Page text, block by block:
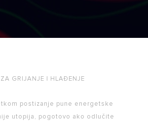
GRIJANJE I HLAĐENJE
postizanje pune energetske
utopija, pogotovo ako odlučite